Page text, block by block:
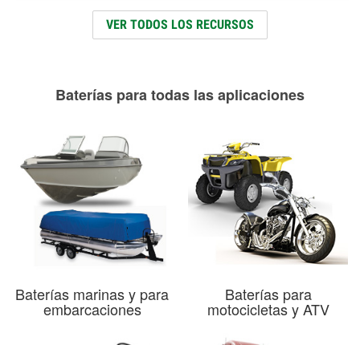
VER TODOS LOS RECURSOS
Baterías para todas las aplicaciones
Baterías marinas y para
embarcaciones
Baterías para
motocicletas y ATV